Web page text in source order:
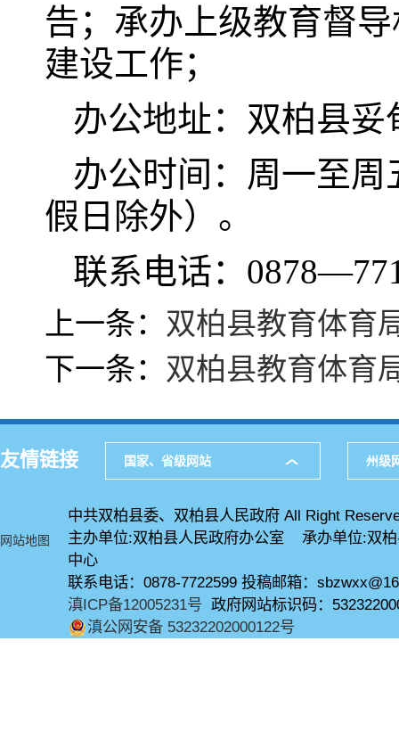
告；承办上级教育督
建设工作；
办公地址：双柏县妥
办公时间：周一至
假日除外）。
联系电话：
上一条： 双柏县教育体育
下一条： 双柏县教育体育
友情链接 国家、省级网站 州级
网站地图
中共双柏县委、双柏县人民政府 All Right
主办单位:双柏县人民政府办公室 承办单位:双
中心
联系电话：0878-7722599 投稿邮箱：
滇ICP备12005231号 政府网站标识码：
滇公网安备 53232202000122号